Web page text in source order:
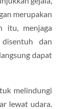
merupakan
itu, menjaga
dan
dapat
melindungi
lewat udara.